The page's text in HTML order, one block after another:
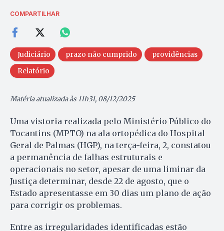
COMPARTILHAR
Judiciário prazo não cumprido
providências
Relatório
Matéria atualizada às 11h31, 08/12/2025
Uma vistoria realizada pelo Ministério Público do
Tocantins (MPTO) na ala ortopédica do Hospital
Geral de Palmas (HGP), na terça-feira, 2, constatou
a permanência de falhas estruturais e
operacionais no setor, apesar de uma liminar da
Justiça determinar, desde 22 de agosto, que o
Estado apresentasse em 30 dias um plano de ação
para corrigir os problemas.
Entre as irregularidades identificadas estão